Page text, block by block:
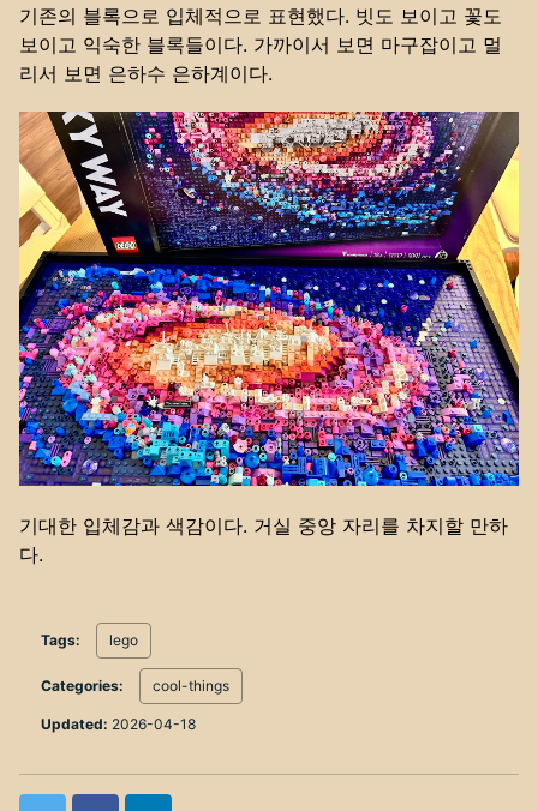
기존의 블록으로 입체적으로 표현했다. 빗도 보이고 꽃도
보이고 익숙한 블록들이다. 가까이서 보면 마구잡이고 멀
리서 보면 은하수 은하계이다.
기대한 입체감과 색감이다. 거실 중앙 자리를 차지할 만하
다.
Tags: lego
Categories: cool-things
Updated: 2026-04-18